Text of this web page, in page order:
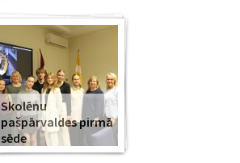
Skolēnu
pašpārvaldes pirmā
sēde